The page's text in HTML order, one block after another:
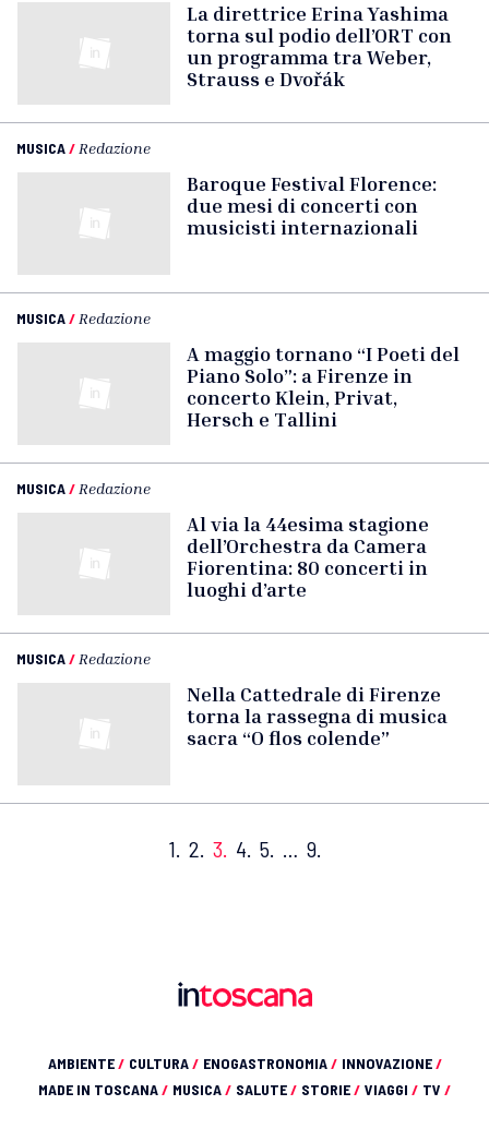
La direttrice Erina Yashima
torna sul podio dell’ORT con
un programma tra Weber,
Strauss e Dvořák
MUSICA/ Redazione
Baroque Festival Florence:
due mesi di concerti con
musicisti internazionali
MUSICA/ Redazione
A maggio tornano “I Poeti del
Piano Solo”: a Firenze in
concerto Klein, Privat,
Hersch e Tallini
MUSICA/ Redazione
Al via la 44esima stagione
dell’Orchestra da Camera
Fiorentina: 80 concerti in
luoghi d’arte
MUSICA/ Redazione
Nella Cattedrale di Firenze
torna la rassegna di musica
sacra “O flos colende”
1. 2. 3. 4. 5. … 9.
AMBIENTE/ CULTURA/ ENOGASTRONOMIA/ INNOVAZIONE/
MADE IN TOSCANA/ MUSICA/ SALUTE/ STORIE/ VIAGGI / TV /